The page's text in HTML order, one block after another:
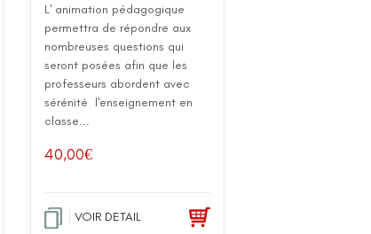
L' animation pédagogique
permettra de répondre aux
nombreuses questions qui
seront posées afin que les
professeurs abordent avec
sérénité l'enseignement en
classe...
40,00€
VOIR DETAIL